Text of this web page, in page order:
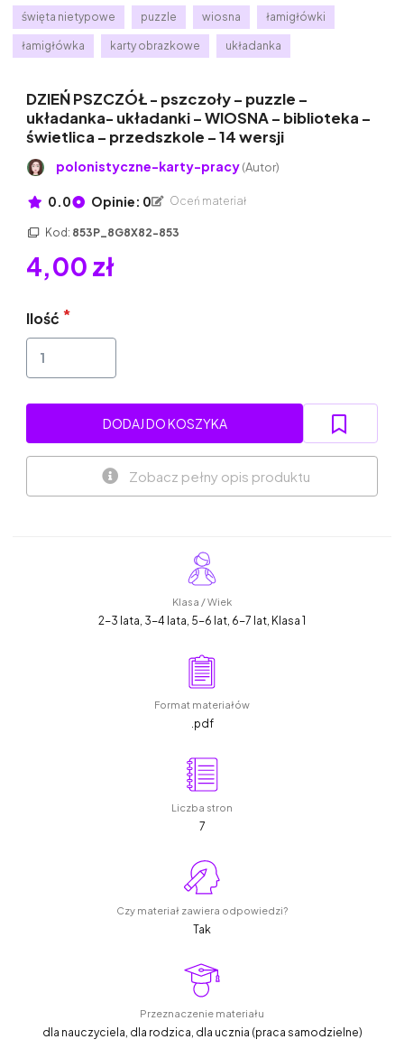
święta nietypowe puzzle wiosna łamigłówki
łamigłówka karty obrazkowe układanka
DZIEŃ PSZCZÓŁ - pszczoły – puzzle –
układanka- układanki – WIOSNA – biblioteka –
świetlica – przedszkole – 14 wersji
polonistyczne-karty-pracy(Autor)
0.0 Opinie: 0 Oceń materiał
Kod: 853P_8G8X82-853
4,00 zł
Ilość
DODAJ DO KOSZYKA
Zobacz pełny opis produktu
Klasa / Wiek
2-3 lata, 3-4 lata, 5-6 lat, 6-7 lat, Klasa 1
Format materiałów
.pdf
Liczba stron
7
Czy materiał zawiera odpowiedzi?
Tak
Przeznaczenie materiału
dla nauczyciela, dla rodzica, dla ucznia (praca samodzielne)